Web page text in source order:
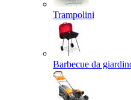
Trampolini
Barbecue da